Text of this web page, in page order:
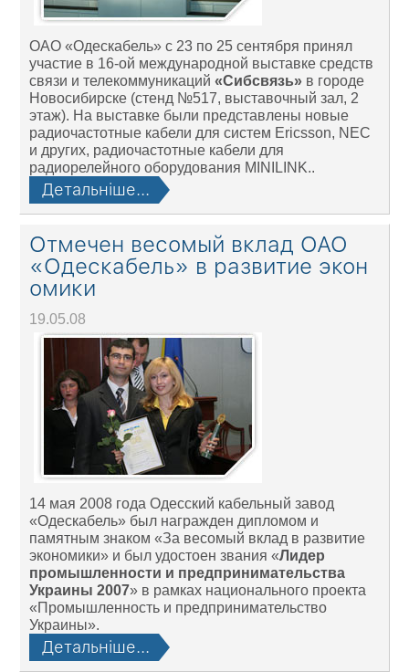
ОАО «Одескабель» c 23 по 25 сентября принял
участие в 16-ой международной выставке средств
связи и телекоммуникаций«Сибсвязь» в городе
Новосибирске (стенд №517, выставочный зал, 2
этаж). На выставке были представлены новые
радиочастотные кабели для систем Ericsson, NEC
и других, радиочастотные кабели для
радиорелейного оборудования MINILINK..
Детальніше...
Отмечен весомый вклад ОАО
«Одескабель» в развитие экон
омики
19.05.08
14 мая 2008 года Одесский кабельный завод
«Одескабель» был награжден дипломом и
памятным знаком «За весомый вклад в развитие
экономики» и был удостоен звания «Лидер
промышленности и предпринимательства
Украины 2007» в рамках национального проекта
«Промышленность и предпринимательство
Украины».
Детальніше...